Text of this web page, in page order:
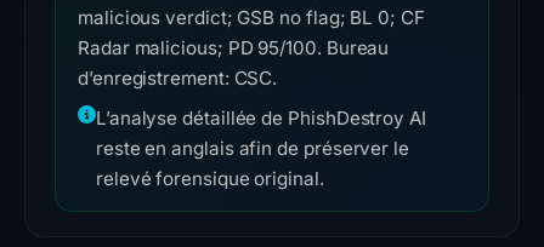
malicious verdict; GSB no flag; BL 0; CF
Radar malicious; PD 95/100. Bureau
d’enregistrement: CSC.
L’analyse détaillée de PhishDestroy AI
reste en anglais afin de préserver le
relevé forensique original.